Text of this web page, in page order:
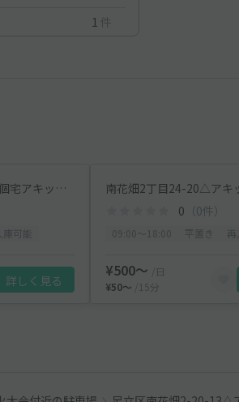
1 件
[670aa]足立区南花畑2-25 個宅アキッパ駐車場
詳しく見る
南花畑2丁目24-20△アキ
0 （0件）
¥500〜
/日
¥50〜
/15分